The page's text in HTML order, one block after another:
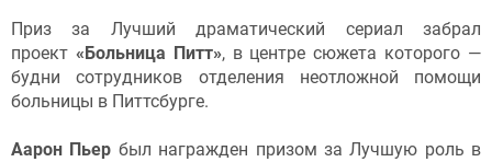
Приз за Лучший драматический сериал забрал
проект «Больница Питт», в центре сюжета которого —
будни сотрудников отделения неотложной помощи
больницы в Питтсбурге.
Аарон Пьер был награжден призом за Лучшую роль в